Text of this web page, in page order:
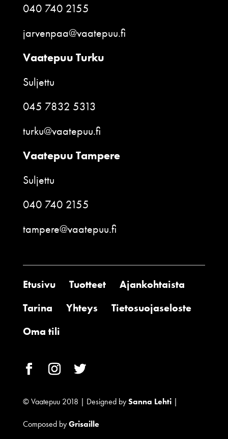
040 740 2155
jarvenpaa@vaatepuu.fi
Vaatepuu Turku
Suljettu
045 7832 5313
turku@vaatepuu.fi
Vaatepuu Tampere
Suljettu
040 740 2155
tampere@vaatepuu.fi
Etusivu Tuotteet
Ajankohtaista
Tarina
Yhteys
Tietosuojaseloste
Oma tili
© Vaatepuu 2018 | Designed bySanna Lehti|
Composed byGrisaille